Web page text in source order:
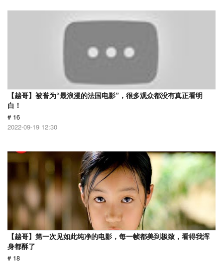
【越哥】被誉为“最浪漫的法国电影”，很多观众都没有真正看明
白！
# 16
2022-09-19 12:30
【越哥】第一次见如此纯净的电影，每一帧都美到极致，看得我浑
身都酥了
# 18